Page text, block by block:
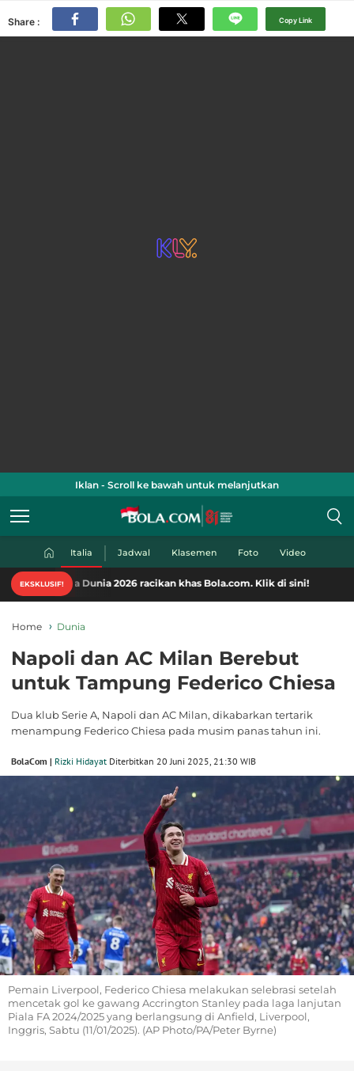
Share : Copy Link
Iklan - Scroll ke bawah untuk melanjutkan
Italia Jadwal Klasemen Foto Video
EKSKLUSIF!
2026 racikan khas Bola.com. Klik di sini!
Home Dunia
Napoli dan AC Milan Berebut
untuk Tampung Federico Chiesa
Dua klub Serie A, Napoli dan AC Milan, dikabarkan tertarik
menampung Federico Chiesa pada musim panas tahun ini.
BolaCom | Rizki Hidayat Diterbitkan 20 Juni 2025, 21:30 WIB
Pemain Liverpool, Federico Chiesa melakukan selebrasi setelah
mencetak gol ke gawang Accrington Stanley pada laga lanjutan
Piala FA 2024/2025 yang berlangsung di Anfield, Liverpool,
Inggris, Sabtu (11/01/2025). (AP Photo/PA/Peter Byrne)